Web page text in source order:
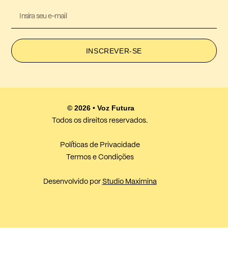
INSCREVER-SE
© 2026 • Voz Futura
Todos os direitos reservados.
Políticas de Privacidade
Termos e Condições
Desenvolvido por Studio Maximina